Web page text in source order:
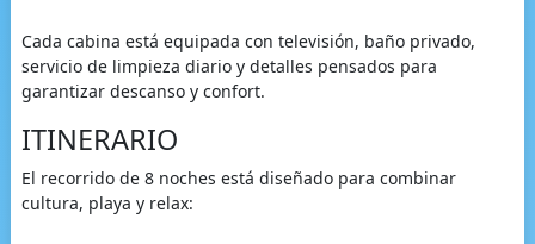
Cada cabina está equipada con televisión, baño privado,
servicio de limpieza diario y detalles pensados para
garantizar descanso y confort.
ITINERARIO
El recorrido de 8 noches está diseñado para combinar
cultura, playa y relax: